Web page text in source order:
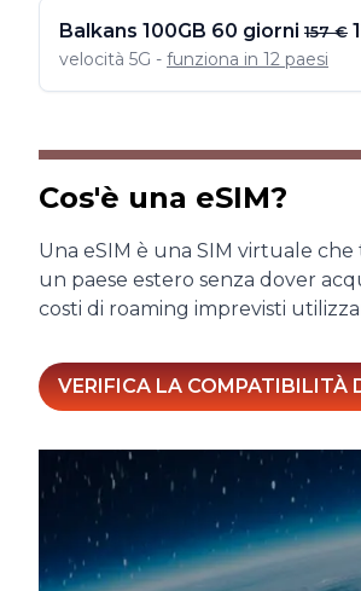
Balkans 100GB 60 giorni 157 €
velocità 5G - funziona in 12 paesi
Cos'è una eSIM?
Una eSIM è una SIM virtuale
un paese estero senza dover
costi di roaming imprevisti
VERIFICA LA COMPATIBILITÀ